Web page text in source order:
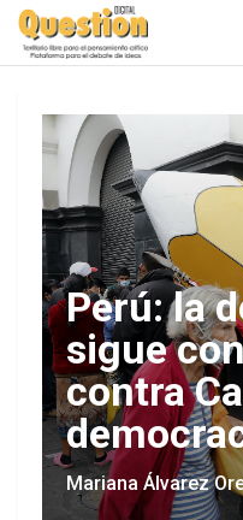
Perú: la
sigue
contra
Mariana Álvarez